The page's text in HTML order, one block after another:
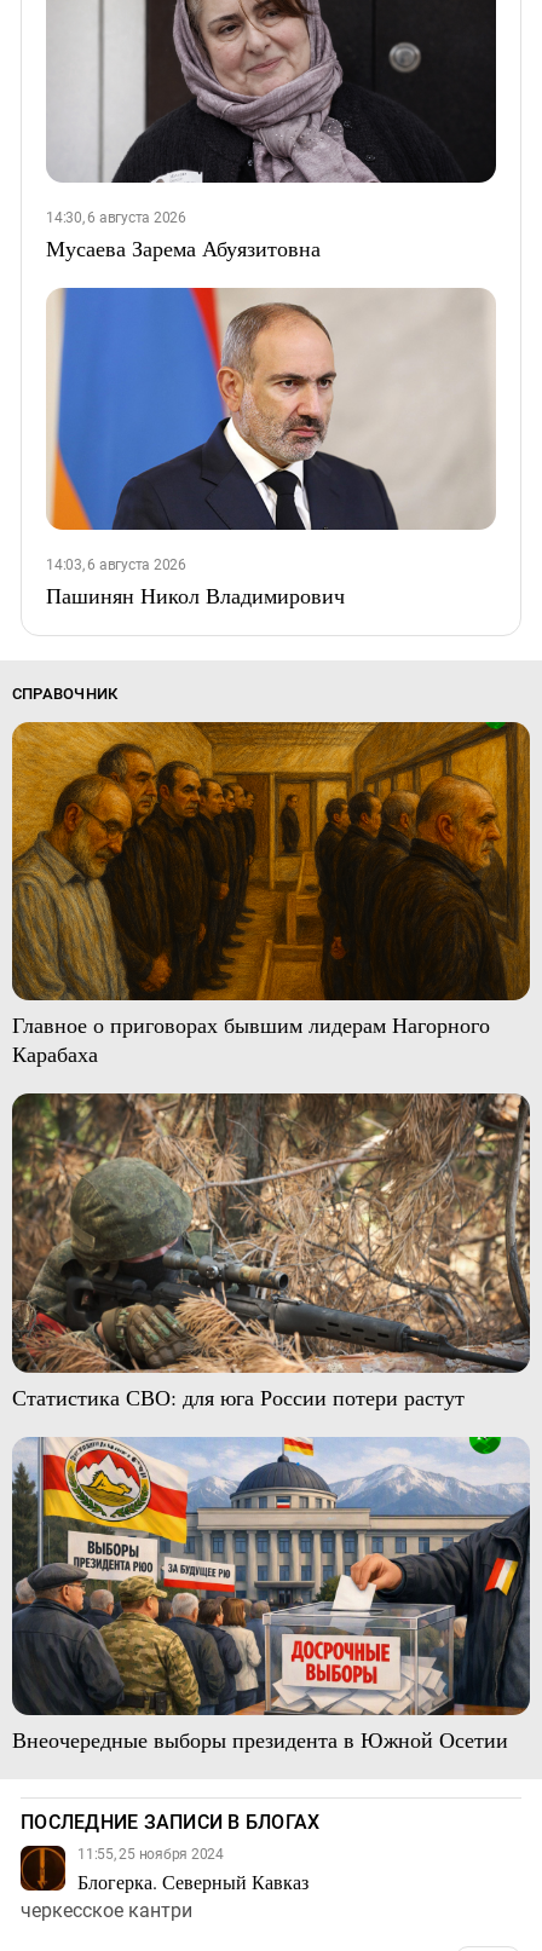
14:30, 6 августа 2026
Мусаева Зарема Абуязитовна
14:03, 6 августа 2026
Пашинян Никол Владимирович
СПРАВОЧНИК
Главное о приговорах бывшим лидерам Нагорного
Карабаха
Статистика СВО: для юга России потери растут
Внеочередные выборы президента в Южной Осетии
ПОСЛЕДНИЕ ЗАПИСИ В БЛОГАХ
11:55, 25 ноября 2024
Блогерка. Северный Кавказ
черкесское кантри